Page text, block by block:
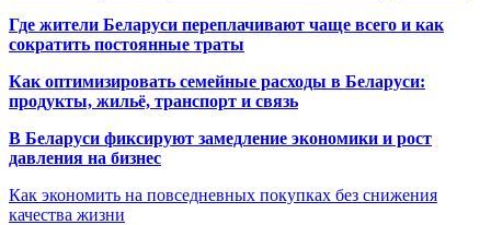
Где жители Беларуси переплачивают чаще всего и как
сократить постоянные траты
Как оптимизировать семейные расходы в Беларуси:
продукты, жильё, транспорт и связь
В Беларуси фиксируют замедление экономики и рост
давления на бизнес
Как экономить на повседневных покупках без снижения
качества жизни